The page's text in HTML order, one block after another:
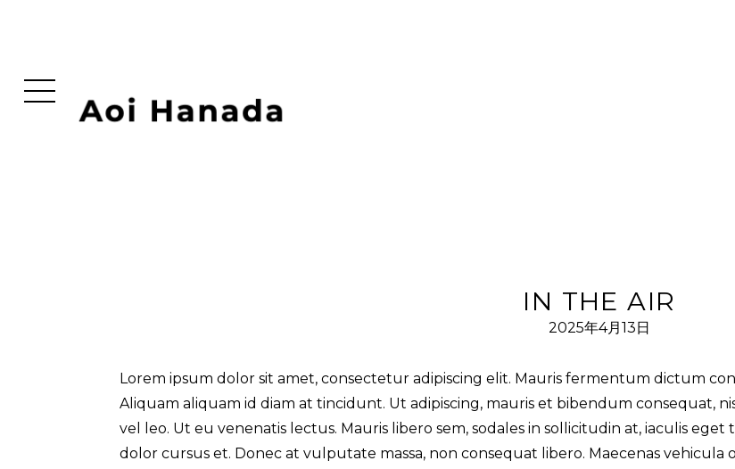
IN THE AIR
2025年4月13日
Lorem ipsum dolor sit amet, consectetur adipiscing elit. Mauris fermentum dictum
Aliquam aliquam id diam at tincidunt. Ut adipiscing, mauris et bibendum consequat,
vel leo. Ut eu venenatis lectus. Mauris libero sem, sodales in sollicitudin at, iaculis eget
dolor cursus et. Donec at vulputate massa, non consequat libero. Maecenas vehicula